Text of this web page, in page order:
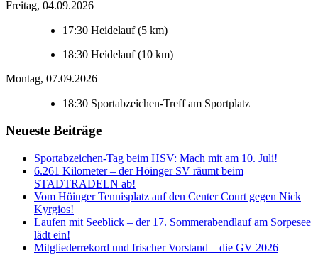
Freitag, 04.09.2026
17:30 Heidelauf (5 km)
18:30 Heidelauf (10 km)
Montag, 07.09.2026
18:30 Sportabzeichen-Treff am Sportplatz
Neueste Beiträge
Sportabzeichen-Tag beim HSV: Mach mit am 10. Juli!
6.261 Kilometer – der Höinger SV räumt beim
STADTRADELN ab!
Vom Höinger Tennisplatz auf den Center Court gegen Nick
Kyrgios!
Laufen mit Seeblick – der 17. Sommerabendlauf am Sorpesee
lädt ein!
Mitgliederrekord und frischer Vorstand – die GV 2026